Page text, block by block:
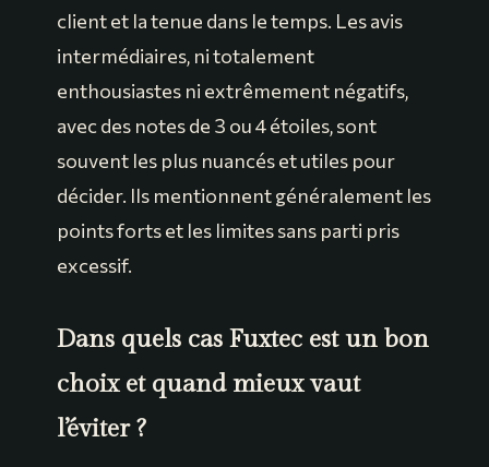
client et la tenue dans le temps. Les avis
intermédiaires, ni totalement
enthousiastes ni extrêmement négatifs,
avec des notes de 3 ou 4 étoiles, sont
souvent les plus nuancés et utiles pour
décider. Ils mentionnent généralement les
points forts et les limites sans parti pris
excessif.
Dans quels cas Fuxtec est un bon
choix et quand mieux vaut
l’éviter ?